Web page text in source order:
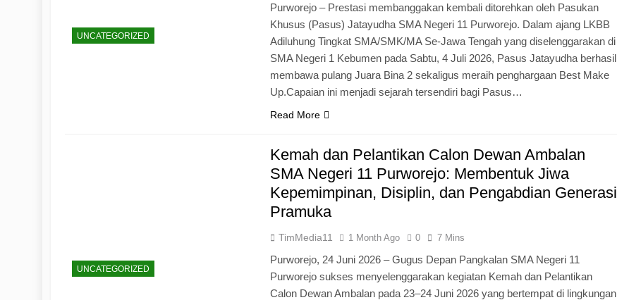
UNCATEGORIZED
Purworejo – Prestasi membanggakan kembali ditorehkan oleh Pasukan
Khusus (Pasus) Jatayudha SMA Negeri 11 Purworejo. Dalam ajang LKBB
Adiluhung Tingkat SMA/SMK/MA Se-Jawa Tengah yang diselenggarakan di
SMA Negeri 1 Kebumen pada Sabtu, 4 Juli 2026, Pasus Jatayudha berhasil
membawa pulang Juara Bina 2 sekaligus meraih penghargaan Best Make
Up.Capaian ini menjadi sejarah tersendiri bagi Pasus…
Read More
UNCATEGORIZED
Kemah dan Pelantikan Calon Dewan Ambalan
SMA Negeri 11 Purworejo: Membentuk Jiwa
Kepemimpinan, Disiplin, dan Pengabdian Generasi
Pramuka
TimMedia11 1 Month Ago 0 7 Mins
Purworejo, 24 Juni 2026 – Gugus Depan Pangkalan SMA Negeri 11
Purworejo sukses menyelenggarakan kegiatan Kemah dan Pelantikan
Calon Dewan Ambalan pada 23–24 Juni 2026 yang bertempat di lingkungan